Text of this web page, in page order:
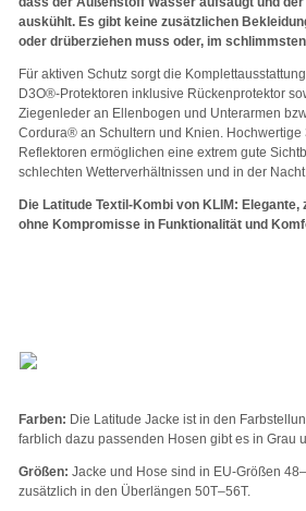
auskühlt. Es gibt keine zusätzlichen
oder drüberziehen muss oder, im
Für aktiven Schutz sorgt die
D3O®-Protektoren inklusive Rückenprotektor
Ziegenleder an Ellenbogen und Unterarmen
Cordura® an Schultern und Knien.
Reflektoren ermöglichen eine extrem gute
schlechten Wetterverhältnissen und in der
Die Latitude Textil-Kombi von KLIM:
ohne Kompromisse in Funktionalität und
Farben: Die Latitude Jacke ist in den
farblich dazu passenden Hosen gibt es in Grau
Größen: Jacke und Hose sind in EU-Größen
zusätzlich in den Überlängen 50T­–56T.